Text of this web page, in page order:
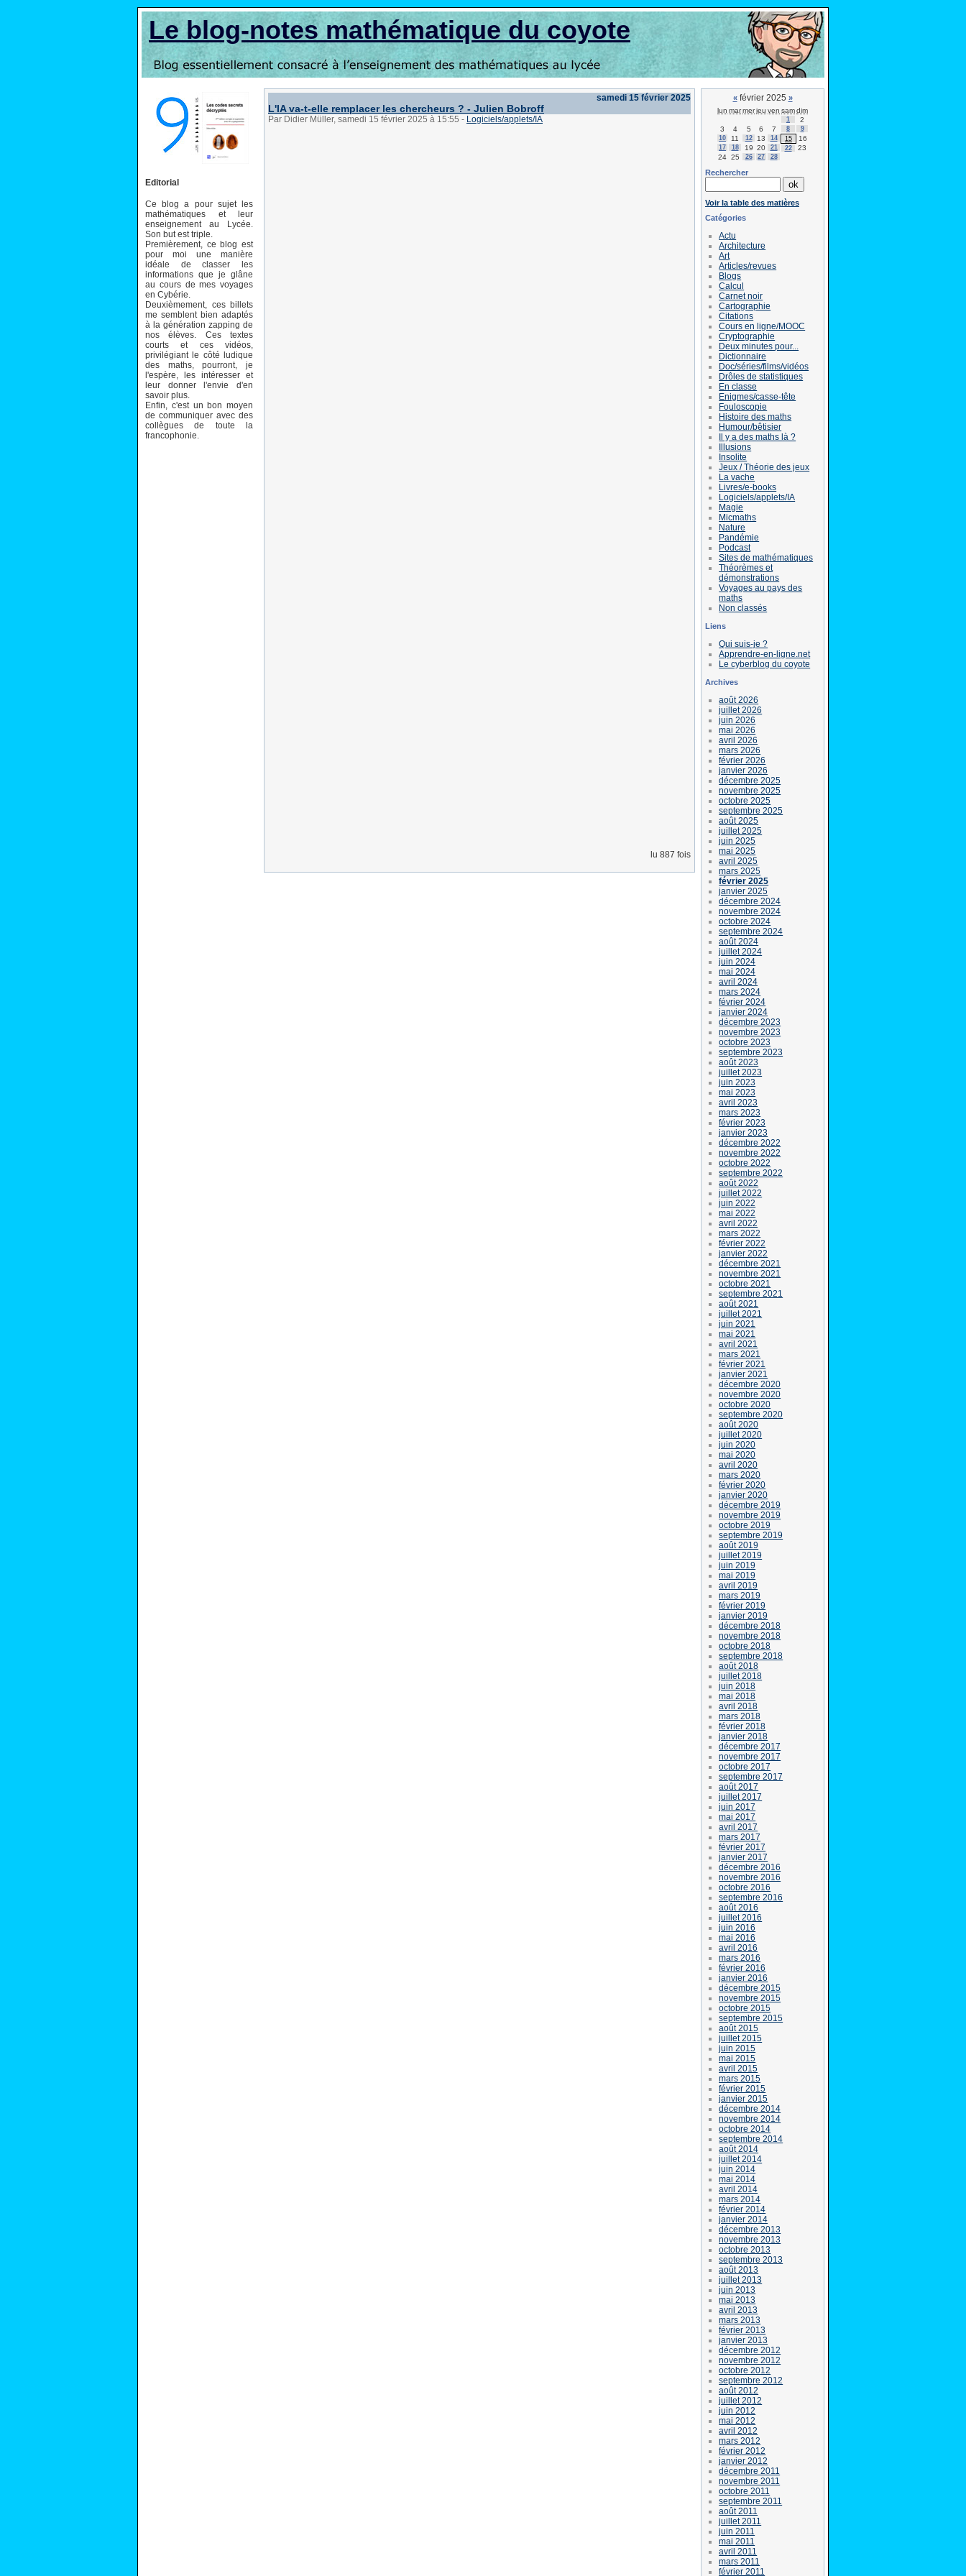
Le blog-notes mathématique du coyote
Editorial
Ce blog a pour sujet les
mathématiques et leur
enseignement au Lycée.
Son but est triple.
Premièrement, ce blog est
pour moi une manière
idéale de classer les
informations que je glâne
au cours de mes voyages
en Cybérie.
Deuxièmement, ces billets
me semblent bien adaptés
à la génération zapping de
nos élèves. Ces textes
courts et ces vidéos,
privilégiant le côté ludique
des maths, pourront, je
l'espère, les intéresser et
leur donner l'envie d'en
savoir plus.
Enfin, c'est un bon moyen
de communiquer avec des
collègues de toute la
francophonie.
samedi 15 février 2025
L'IA va-t-elle remplacer les chercheurs ? - Julien Bobroff
Par Didier Müller, samedi 15 février 2025 à 15:55 - Logiciels/applets/IA
lu 887 fois
«février 2025 »
lun marmerjeu ven samdim
1
2
3
4 5 6 7 8
9
10
11 12 13 14 15 16
17 18 19 20 21 22
23
24 25 26 27 28
Rechercher
Voir la table des matières
Catégories
Actu
Architecture
Art
Articles/revues
Blogs
Calcul
Carnet noir
Cartographie
Citations
Cours en ligne/MOOC
Cryptographie
Deux minutes pour...
Dictionnaire
Doc/séries/films/vidéos
Drôles de statistiques
En classe
Enigmes/casse-tête
Fouloscopie
Histoire des maths
Humour/bêtisier
Il y a des maths là ?
Illusions
Insolite
Jeux / Théorie des jeux
La vache
Livres/e-books
Logiciels/applets/IA
Magie
Micmaths
Nature
Pandémie
Podcast
Sites de mathématiques
Théorèmes et
démonstrations
Voyages au pays des
maths
Non classés
Liens
Qui suis-je ?
Apprendre-en-ligne.net
Le cyberblog du coyote
Archives
août 2026
juillet 2026
juin 2026
mai 2026
avril 2026
mars 2026
février 2026
janvier 2026
décembre 2025
novembre 2025
octobre 2025
septembre 2025
août 2025
juillet 2025
juin 2025
mai 2025
avril 2025
mars 2025
février 2025
janvier 2025
décembre 2024
novembre 2024
octobre 2024
septembre 2024
août 2024
juillet 2024
juin 2024
mai 2024
avril 2024
mars 2024
février 2024
janvier 2024
décembre 2023
novembre 2023
octobre 2023
septembre 2023
août 2023
juillet 2023
juin 2023
mai 2023
avril 2023
mars 2023
février 2023
janvier 2023
décembre 2022
novembre 2022
octobre 2022
septembre 2022
août 2022
juillet 2022
juin 2022
mai 2022
avril 2022
mars 2022
février 2022
janvier 2022
décembre 2021
novembre 2021
octobre 2021
septembre 2021
août 2021
juillet 2021
juin 2021
mai 2021
avril 2021
mars 2021
février 2021
janvier 2021
décembre 2020
novembre 2020
octobre 2020
septembre 2020
août 2020
juillet 2020
juin 2020
mai 2020
avril 2020
mars 2020
février 2020
janvier 2020
décembre 2019
novembre 2019
octobre 2019
septembre 2019
août 2019
juillet 2019
juin 2019
mai 2019
avril 2019
mars 2019
février 2019
janvier 2019
décembre 2018
novembre 2018
octobre 2018
septembre 2018
août 2018
juillet 2018
juin 2018
mai 2018
avril 2018
mars 2018
février 2018
janvier 2018
décembre 2017
novembre 2017
octobre 2017
septembre 2017
août 2017
juillet 2017
juin 2017
mai 2017
avril 2017
mars 2017
février 2017
janvier 2017
décembre 2016
novembre 2016
octobre 2016
septembre 2016
août 2016
juillet 2016
juin 2016
mai 2016
avril 2016
mars 2016
février 2016
janvier 2016
décembre 2015
novembre 2015
octobre 2015
septembre 2015
août 2015
juillet 2015
juin 2015
mai 2015
avril 2015
mars 2015
février 2015
janvier 2015
décembre 2014
novembre 2014
octobre 2014
septembre 2014
août 2014
juillet 2014
juin 2014
mai 2014
avril 2014
mars 2014
février 2014
janvier 2014
décembre 2013
novembre 2013
octobre 2013
septembre 2013
août 2013
juillet 2013
juin 2013
mai 2013
avril 2013
mars 2013
février 2013
janvier 2013
décembre 2012
novembre 2012
octobre 2012
septembre 2012
août 2012
juillet 2012
juin 2012
mai 2012
avril 2012
mars 2012
février 2012
janvier 2012
décembre 2011
novembre 2011
octobre 2011
septembre 2011
août 2011
juillet 2011
juin 2011
mai 2011
avril 2011
mars 2011
février 2011